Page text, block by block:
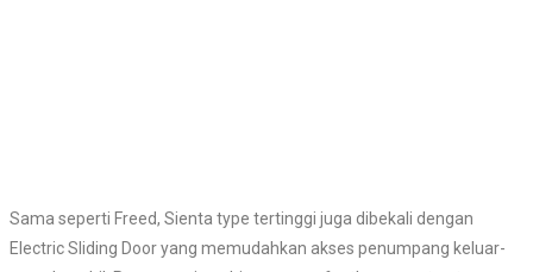
Sama seperti Freed, Sienta type tertinggi juga dibekali dengan
Electric Sliding Door yang memudahkan akses penumpang keluar-